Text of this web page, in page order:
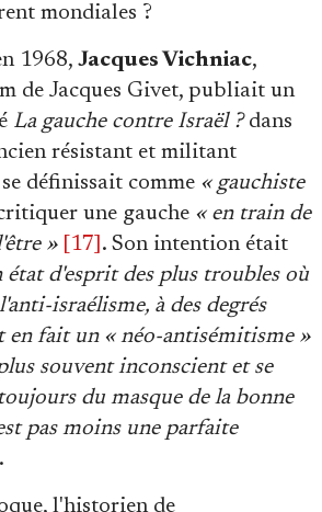
mondiales ?
1968, Jacques Vichniac,
de Jacques Givet, publiait un
La gauche contre Israël ?dans
résistant et militant
définissait comme « gauchiste
une gauche « en train de
»
[17] . Son intention était
état d'esprit des plus troubles où
israélisme, à des degrés
en fait un « néo-antisémitisme »
souvent inconscient et se
du masque de la bonne
pas moins une parfaite
.
l'historien de